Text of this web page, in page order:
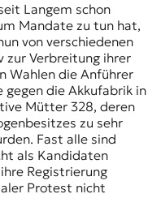
Langem schon
Mandate zu tun hat,
von verschiedenen
zur Verbreitung ihrer
Wahlen die Anführer
die Akkufabrik in
Mütter 328, deren
zu sehr
Fast alle sind
als Kandidaten
Registrierung
Protest nicht